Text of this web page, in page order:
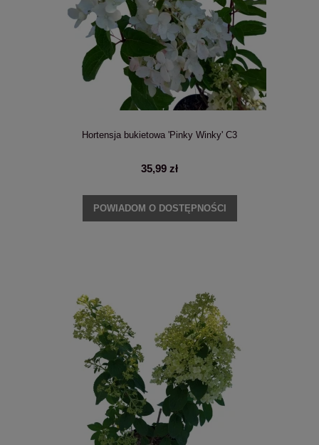
Hortensja bukietowa 'Pinky Winky' C3
35,99 zł
POWIADOM O DOSTĘPNOŚCI